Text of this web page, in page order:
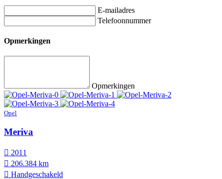
E-mailadres
Telefoonnummer
Opmerkingen
Opmerkingen
Opel
Meriva
2011
206.384 km
Hand­geschakeld